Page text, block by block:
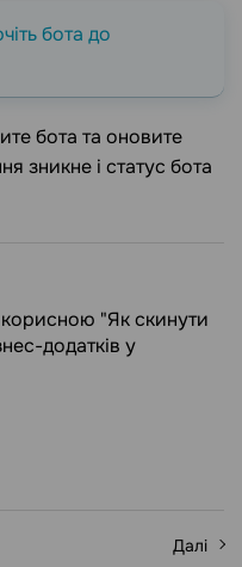
бота до
бота та оновите
зникне і статус бота
корисною "Як скинути
додатків у
Далі